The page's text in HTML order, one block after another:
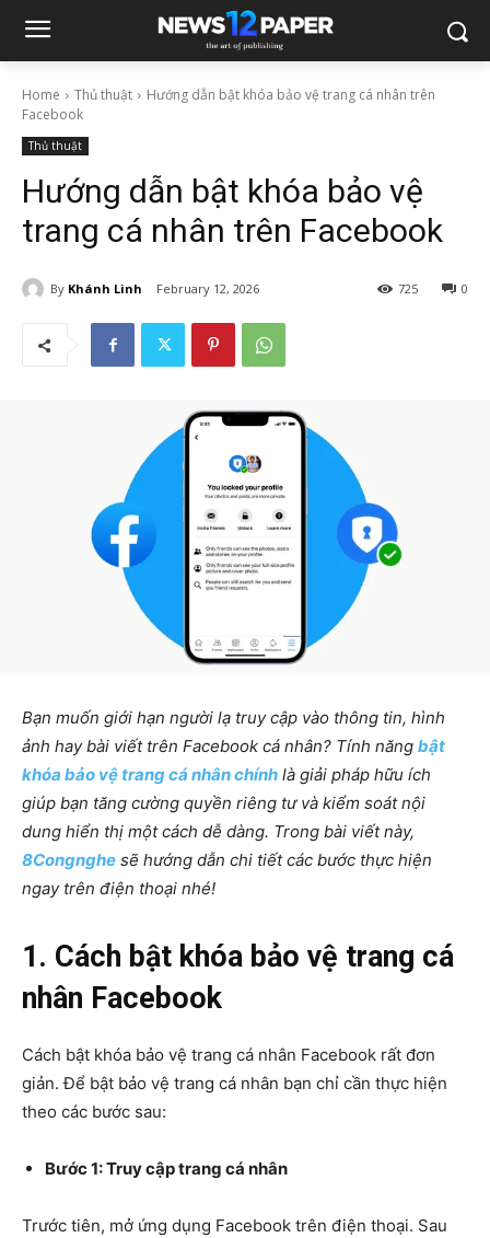
Home Thủ thuật
Hướng dẫn bật khóa bảo vệ trang cá nhân trên
Facebook
Thủ thuật
Hướng dẫn bật khóa bảo vệ
trang cá nhân trên Facebook
By Khánh Linh February 12, 2026 0
725
Bạn muốn giới hạn người lạ truy cập vào thông tin, hình
ảnh hay bài viết trên Facebook cá nhân? Tính năng bật
khóa bảo vệ trang cá nhân chính là giải pháp hữu ích
giúp bạn tăng cường quyền riêng tư và kiểm soát nội
dung hiển thị một cách dễ dàng. Trong bài viết này,
8Congnghe sẽ hướng dẫn chi tiết các bước thực hiện
ngay trên điện thoại nhé!
1. Cách bật khóa bảo vệ trang cá
nhân Facebook
Cách bật khóa bảo vệ trang cá nhân Facebook rất đơn
giản. Để bật bảo vệ trang cá nhân bạn chỉ cần thực hiện
theo các bước sau:
Bước 1: Truy cập trang cá nhân
Trước tiên, mở ứng dụng Facebook trên điện thoại. Sau